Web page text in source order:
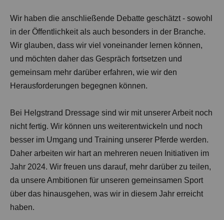
Wir haben die anschließende Debatte geschätzt - sowohl
in der Öffentlichkeit als auch besonders in der Branche.
Wir glauben, dass wir viel voneinander lernen können,
und möchten daher das Gespräch fortsetzen und
gemeinsam mehr darüber erfahren, wie wir den
Herausforderungen begegnen können.
Bei Helgstrand Dressage sind wir mit unserer Arbeit noch
nicht fertig. Wir können uns weiterentwickeln und noch
besser im Umgang und Training unserer Pferde werden.
Daher arbeiten wir hart an mehreren neuen Initiativen im
Jahr 2024. Wir freuen uns darauf, mehr darüber zu teilen,
da unsere Ambitionen für unseren gemeinsamen Sport
über das hinausgehen, was wir in diesem Jahr erreicht
haben.